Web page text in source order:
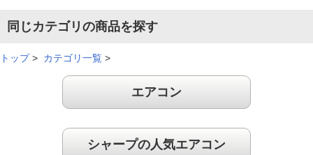
同じカテゴリの商品を探す
トップ> カテゴリ一覧 >
エアコン
シャープの人気エアコン